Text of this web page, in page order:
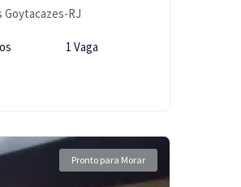
Goytacazes-RJ
1 Vaga
Pronto para Morar